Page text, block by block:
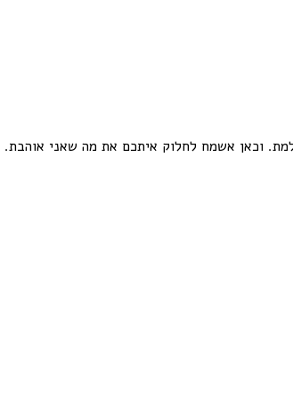
וכאן אשמח לחלוק איתכם את מה שאני אוהבת.